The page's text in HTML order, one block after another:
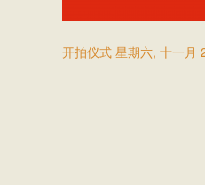
开拍仪式 星期六, 十一月